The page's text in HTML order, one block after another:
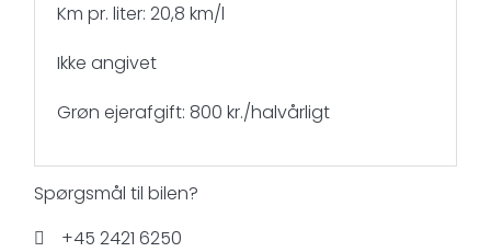
Km pr. liter: 20,8 km/l
Ikke angivet
Grøn ejerafgift: 800 kr./halvårligt
Spørgsmål til bilen?
+45 2421 6250